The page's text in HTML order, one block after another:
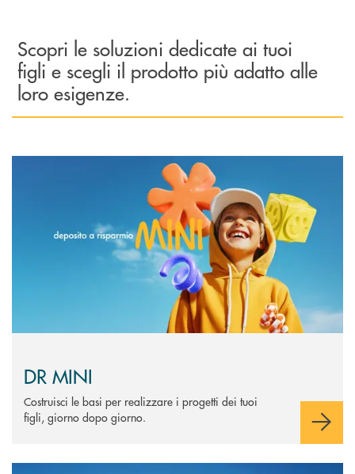
Scopri le soluzioni dedicate ai tuoi
figli e scegli il prodotto più adatto alle
loro esigenze.
DR MINI
Costruisci le basi per realizzare i progetti dei tuoi
figli, giorno dopo giorno.